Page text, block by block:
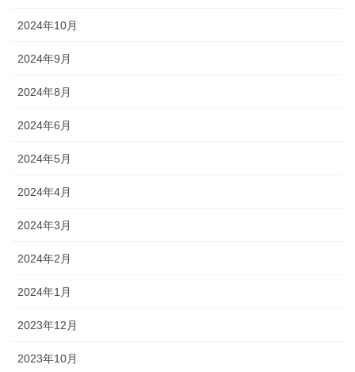
2024年10月
2024年9月
2024年8月
2024年6月
2024年5月
2024年4月
2024年3月
2024年2月
2024年1月
2023年12月
2023年10月